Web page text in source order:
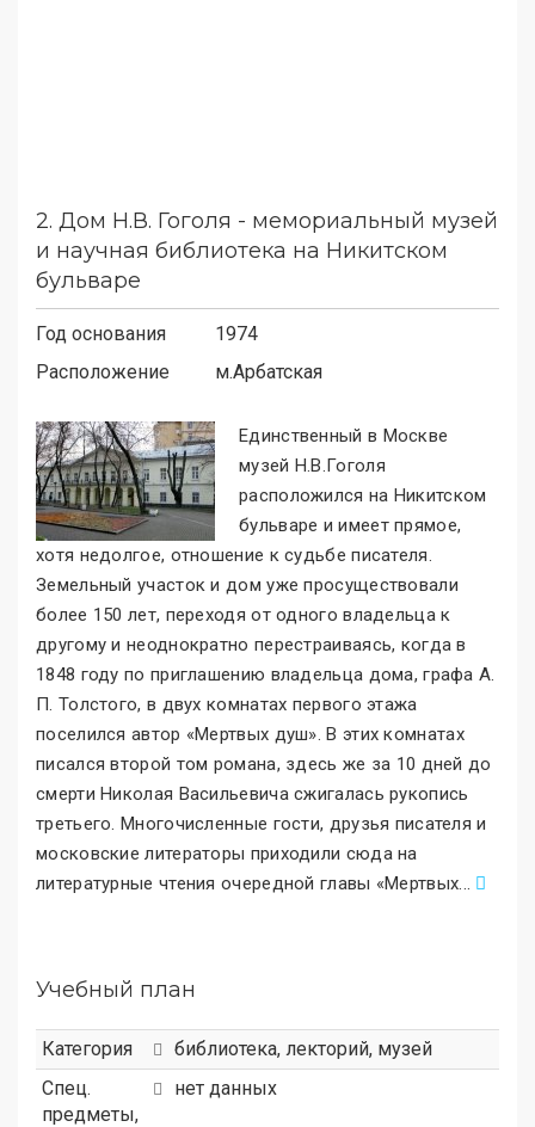
2. Дом Н.В. Гоголя - мемориальный музей
и научная библиотека на Никитском
бульваре
Год основания
1974
Расположение
м.Арбатская
Единственный в Москве
музей Н.В.Гоголя
расположился на Никитском
бульваре и имеет прямое,
хотя недолгое, отношение к судьбе писателя.
Земельный участок и дом уже просуществовали
более 150 лет, переходя от одного владельца к
другому и неоднократно перестраиваясь, когда в
1848 году по приглашению владельца дома, графа А.
П. Толстого, в двух комнатах первого этажа
поселился автор «Мертвых душ». В этих комнатах
писался второй том романа, здесь же за 10 дней до
смерти Николая Васильевича сжигалась рукопись
третьего. Многочисленные гости, друзья писателя и
московские литераторы приходили сюда на
литературные чтения очередной главы «Мертвых...
Учебный план
Категория библиотека, лекторий, музей
Спец.
предметы,
нет данных